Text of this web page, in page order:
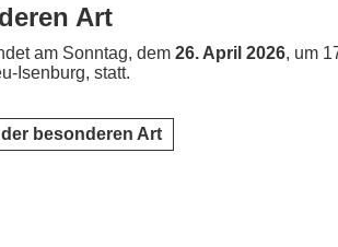
Art
am Sonntag, dem 26. April 2026, um
Isenburg, statt.
besonderen Art